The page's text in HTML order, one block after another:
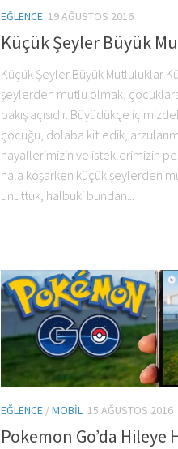
EĞLENCE 19 AĞUSTOS 2016
Küçük Şeyler Büyük
Küçük Şeyler Büyük Mutluluklar
şeylerden mutlu olmak,
bakış açısıdır. Büyüdükçe
çocuğu, dolaba kitledik,
hayallerimizin ve isteklerimizin
nala koşarken küçük şeylerden
unuttuk, halbuki bundan...
EĞLENCE /MOBIL 15 AĞUSTOS 2016
Pokemon Go’da Hileye